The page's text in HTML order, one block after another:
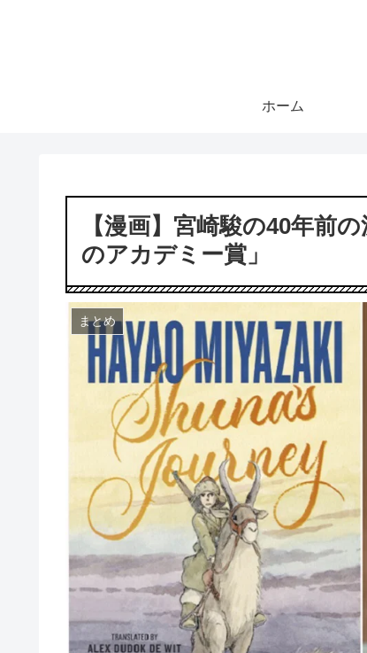
ホーム
【漫画】宮崎駿の40年前
のアカデミー賞」
まとめ